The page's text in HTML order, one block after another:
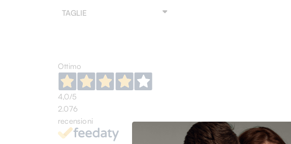
TAGLIE
Ottimo
4,0/5
2.076
recensioni